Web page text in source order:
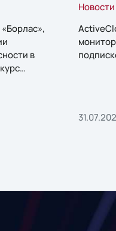
в
Новости